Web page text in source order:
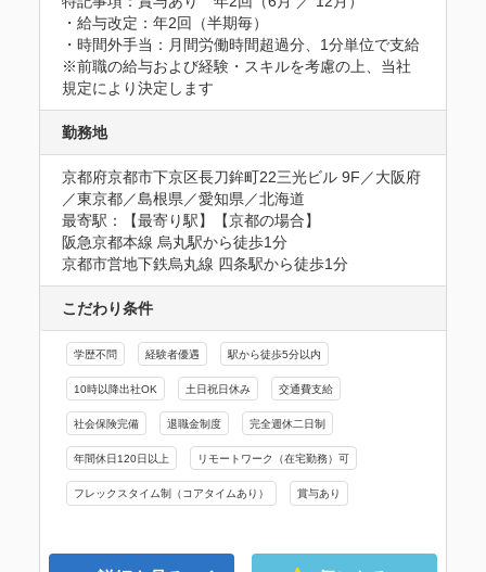
・給与改定：年2回（半期毎）
・時間外手当：月間労働時間超過分、1分単位で支給
※前職の給与および経験・スキルを考慮の上、当社
規定により決定します
勤務地
京都府京都市下京区長刀鉾町22三光ビル 9F／大阪府
／東京都／島根県／愛知県／北海道
最寄駅：【最寄り駅】【京都の場合】
阪急京都本線 烏丸駅から徒歩1分
京都市営地下鉄烏丸線 四条駅から徒歩1分
こだわり条件
学歴不問 経験者優遇 駅から徒歩5分以内
10時以降出社OK 土日祝日休み 交通費支給
社会保険完備 退職金制度 完全週休二日制
年間休日120日以上 リモートワーク（在宅勤務）可
フレックスタイム制（コアタイムあり） 賞与あり